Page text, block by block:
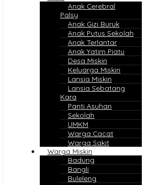
Anak Cerebral
Palsy
Anak Gizi Buruk
Anak Putus Sekolah
Anak Terlantar
Anak Yatim Piatu
Desa Miskin
Keluarga Miskin
Lansia Miskin
Lansia Sebatang
Kara
Panti Asuhan
Sekolah
UMKM
Warga Cacat
Warga Sakit
Warga Miskin
Badung
Bangli
Buleleng